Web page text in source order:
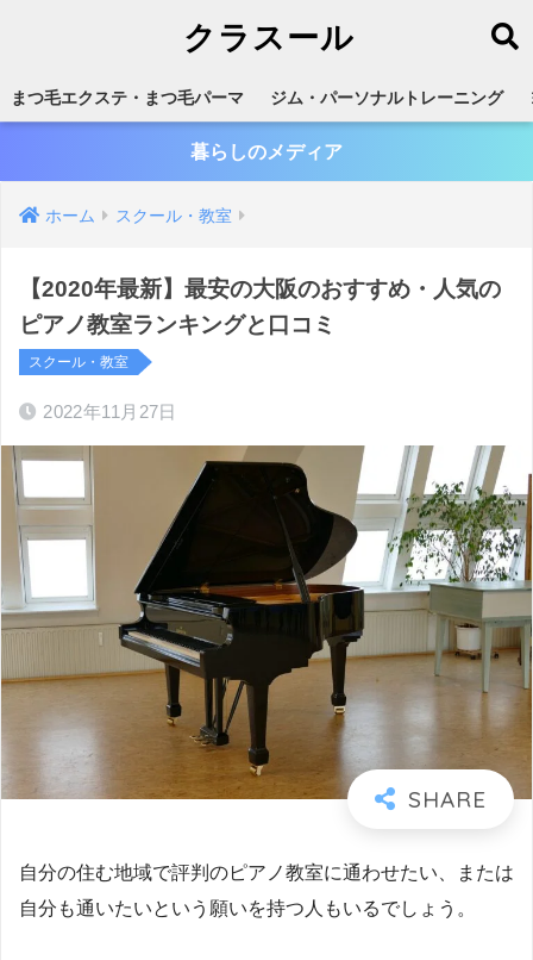
クラスール
まつ毛エクステ・まつ毛パーマ ジム・パーソナルトレーニング
暮らしのメディア
ホーム スクール・教室
【2020年最新】最安の大阪のおすすめ・人気の
ピアノ教室ランキングと口コミ
スクール・教室
2022年11月27日
自分の住む地域で評判のピアノ教室に通わせたい、または
自分も通いたいという願いを持つ人もいるでしょう。